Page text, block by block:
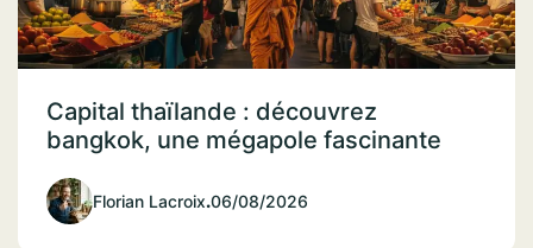
Capital thaïlande : découvrez
bangkok, une mégapole fascinante
Florian Lacroix.06/08/2026